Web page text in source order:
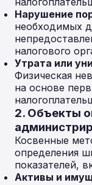
Нарушение
необходимых
налогового
Утрата или
Физическая
на основе
2. Объекты
Косвенные
определения
показателей,
Активы и